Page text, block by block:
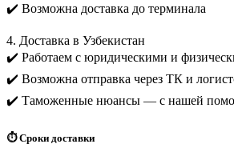
✔️ Возможна доставка до терминала
4. Доставка в Узбекистан
✔️ Работаем с юридическими и
✔️ Возможна отправка через ТК и
✔️ Таможенные нюансы — с нашей
⏱️ Сроки доставки